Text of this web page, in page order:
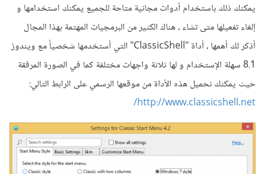
يمكنك ذلك باستخدام أدوات مجانية متاحة للجميع يمكنك استخدامها و
إلغاء تفعيلها متى تشاء ، هناك الكثير من البرمجيات المهتمة بهذا المجال
أذكر لك أهمها ، أداة "ClassicShell" التي أستخدمها شخصياً مع ويندوز
8.1 سهلة الإستخدام و لها ثلاثة واجهات مختلفة كما في الصورة المرفقة
حيث يمكنك نحميل هذه الأداة من موقعها الرسمي على الرابط التالي:
http://www.classicshell.net/